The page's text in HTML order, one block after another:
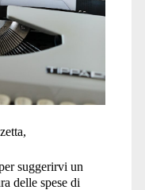
suggerirvi un
delle spese di